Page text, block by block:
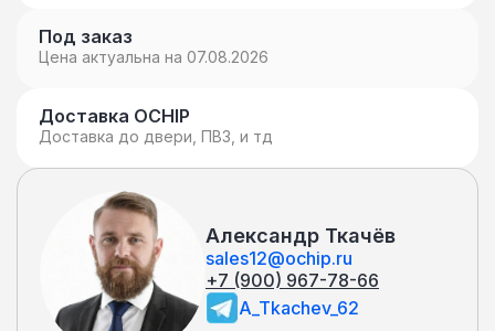
тестирования и диагностики оптических
и медных кабелей (цифровые тестеры). •
пропитанные специальным раствором
рулетки, клейкие ленты и т.д. Компания
QTECH также предлагает готовые для
работы наборы инструментов и
приспособлений.
Под заказ
Цена актуальна на 07.08.2026
Доставка OCHIP
Доставка до двери, ПВЗ, и тд
Александр Ткачёв
sales12@ochip.ru
+7 (900) 967-78-66
A_Tkachev_62